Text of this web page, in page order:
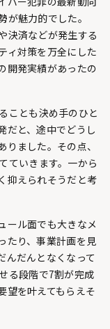
魅力的でした。
決済などが発生する
ィ対策を万全にした
開発実績があったの
ことも決め手のひと
だと、途中でどうし
ました。その点、
ていきます。一から
抑えられそうだと考
ール面でも大きなメ
たり、事業計画を見
んだんとなくなって
る段階で7割が完成
望を叶えてもらえそ